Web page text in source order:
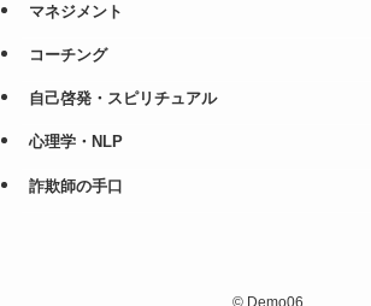
マネジメント
コーチング
自己啓発・スピリチュアル
心理学・NLP
詐欺師の手口
© Demo06.